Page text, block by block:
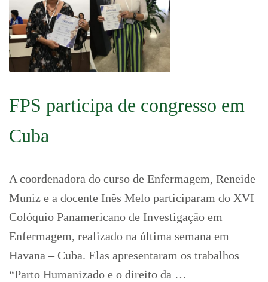
FPS participa de congresso em
Cuba
A coordenadora do curso de Enfermagem, Reneide
Muniz e a docente Inês Melo participaram do XVI
Colóquio Panamericano de Investigação em
Enfermagem, realizado na última semana em
Havana – Cuba. Elas apresentaram os trabalhos
“Parto Humanizado e o direito da …